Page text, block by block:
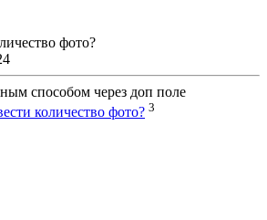
фото?
способом через доп поле
количество фото? 3